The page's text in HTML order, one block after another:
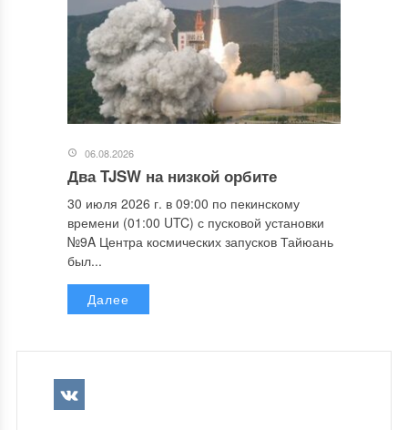
06.08.2026
Два TJSW на низкой орбите
30 июля 2026 г. в 09:00 по пекинскому
времени (01:00 UTC) с пусковой установки
№9A Центра космических запусков Тайюань
был...
Далее